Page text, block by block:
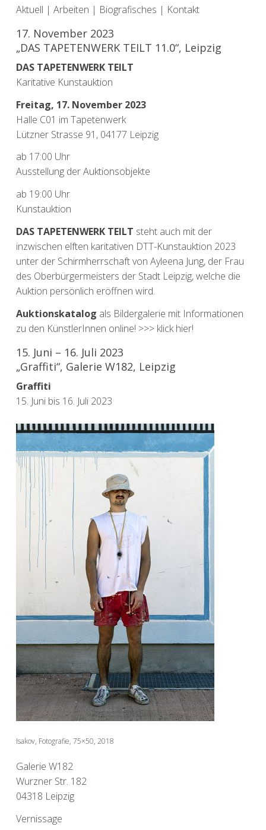
Aktuell | Arbeiten | Biografisches | Kontakt
17. November 2023
„DAS TAPETENWERK TEILT 11.0​“, Leipzig
DAS TAPETENWERK TEILT
Karitative Kunstauktion
Freitag, 17. November 2023
Halle C01 im Tapetenwerk
Lützner Strasse 91, 04177 Leipzig
ab 17:00 Uhr
Ausstellung der Auktionsobjekte
ab 19:00 Uhr
Kunstauktion
DAS TAPETENWERK TEILT steht auch mit der
inzwischen elften karitativen DTT-Kunstauktion 2023
unter der Schirmherrschaft von Ayleena Jung, der Frau
des Oberbürgermeisters der Stadt Leipzig, welche die
Auktion persönlich eröffnen wird.
Auktionskatalog als Bildergalerie mit Informationen
zu den KünstlerInnen online! >>> klick hier!
15. Juni – 16. Juli 2023
„Graffiti“, Galerie W182, Leipzig
Graffiti
15. Juni bis 16. Juli 2023
Isakov, Fotografie, 75×50, 2018
Galerie W182
Wurzner Str. 182
04318 Leipzig
Vernissage